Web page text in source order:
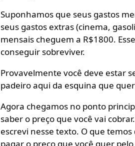
Suponhamos que seus gastos
seus gastos extras (cinema,
mensais cheguem a R$1800.
conseguir sobreviver.
Provavelmente você deve estar
padeiro aqui da esquina que
Agora chegamos no ponto
saber o preço que você vai
escrevi nesse texto. O que